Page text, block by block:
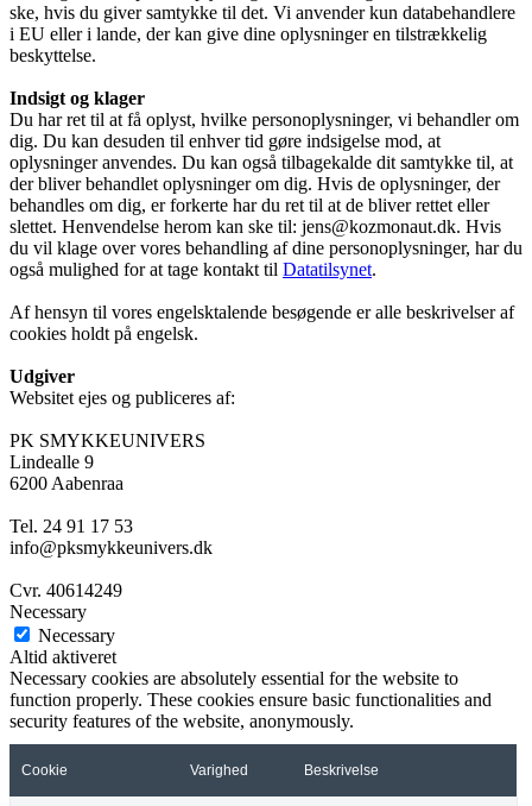
ske, hvis du giver samtykke til det. Vi anvender kun databehandlere
i EU eller i lande, der kan give dine oplysninger en tilstrækkelig
beskyttelse.
Indsigt og klager
Du har ret til at få oplyst, hvilke personoplysninger, vi behandler om
dig. Du kan desuden til enhver tid gøre indsigelse mod, at
oplysninger anvendes. Du kan også tilbagekalde dit samtykke til, at
der bliver behandlet oplysninger om dig. Hvis de oplysninger, der
behandles om dig, er forkerte har du ret til at de bliver rettet eller
slettet. Henvendelse herom kan ske til: jens@kozmonaut.dk. Hvis
du vil klage over vores behandling af dine personoplysninger, har du
også mulighed for at tage kontakt til Datatilsynet.
Af hensyn til vores engelsktalende besøgende er alle beskrivelser af
cookies holdt på engelsk.
Udgiver
Websitet ejes og publiceres af:
PK SMYKKEUNIVERS
Lindealle 9
6200 Aabenraa
Tel. 24 91 17 53
info@pksmykkeunivers.dk
Cvr. 40614249
Necessary
Necessary
Altid aktiveret
Necessary cookies are absolutely essential for the website to
function properly. These cookies ensure basic functionalities and
security features of the website, anonymously.
Cookie Varighed Beskrivelse